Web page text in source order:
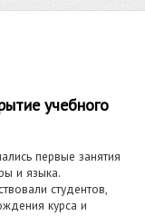
учебного
первые занятия
и языка.
студентов,
курса и